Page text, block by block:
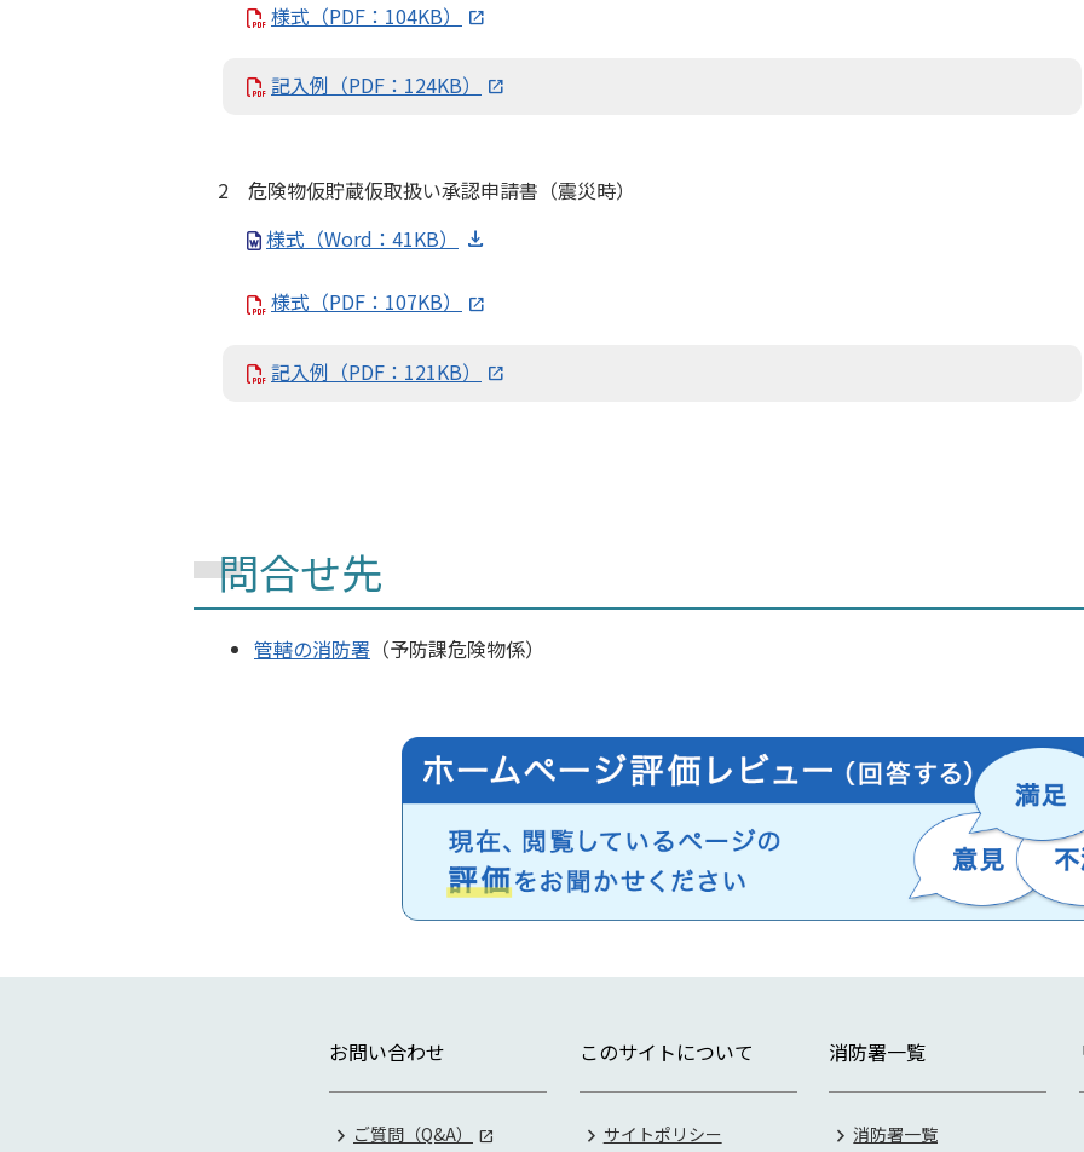
様式（PDF：104KB）
記入例（PDF：124KB）
2 危険物仮貯蔵仮取扱い承認申請書（震災時）
様式（Word：41KB）
様式（PDF：107KB）
記入例（PDF：121KB）
問合せ先
管轄の消防署 （予防課危険物係）
お問い合わせ
ご質問（Q&A）
このサイトについて
サイトポリシー
消防署一覧
消防署一覧